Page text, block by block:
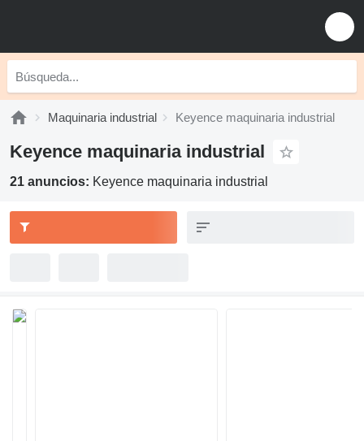
Maquinaria industrial Keyence maquinaria industrial
Keyence maquinaria industrial
21 anuncios: Keyence maquinaria industrial